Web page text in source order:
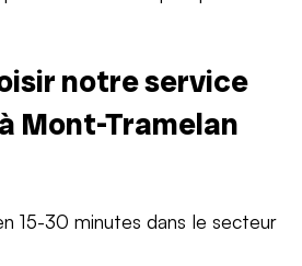
notre service
Mont-Tramelan
15-30 minutes dans le secteur